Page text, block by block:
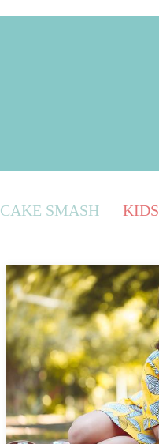
CAKE SMASH KIDS